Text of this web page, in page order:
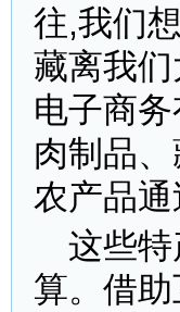
往,我们
藏离我
电子商
肉制品
农产品
这些
算。借